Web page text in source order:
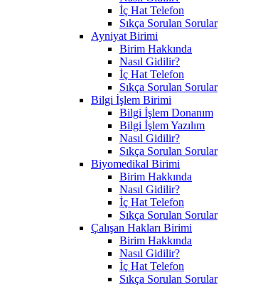
İç Hat Telefon
Sıkça Sorulan Sorular
Ayniyat Birimi
Birim Hakkında
Nasıl Gidilir?
İç Hat Telefon
Sıkça Sorulan Sorular
Bilgi İşlem Birimi
Bilgi İşlem Donanım
Bilgi İşlem Yazılım
Nasıl Gidilir?
Sıkça Sorulan Sorular
Biyomedikal Birimi
Birim Hakkında
Nasıl Gidilir?
İç Hat Telefon
Sıkça Sorulan Sorular
Çalışan Hakları Birimi
Birim Hakkında
Nasıl Gidilir?
İç Hat Telefon
Sıkça Sorulan Sorular